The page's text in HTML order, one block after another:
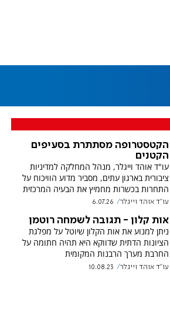
הקטסטרופה מסתתרת בסעיפים
הקטנים
עו"ד אוהד וייגלר, מנהל המחלקה למדיניות
ציבורית בארגון עתים, מסביר מדוע הוויכוח על
התחרות בכשרות מחמיץ את הבעיה המרכזית
עו"ד אוהד וייגלר 6.07.26
אות קלון - תגובה לשמחה רוטמן
ניתן למנוע את אות הקלון שיוטל על מפלגת
הציונות הדתית שדווקא היא תהיה חתומה על
החרבת מערך הרבנות המקומית
עו"ד אוהד וייגלר 10.08.23